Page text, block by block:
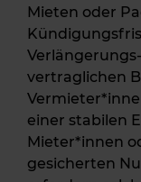
Mieten oder
vertraglichen
einer stabilen
Mieter*innen
gesicherten